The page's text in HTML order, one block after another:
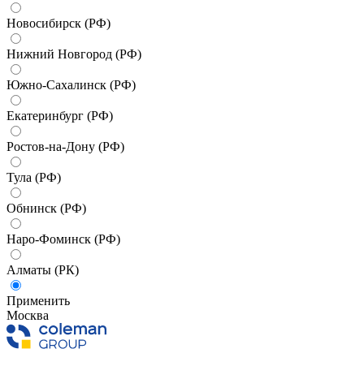
Новосибирск (РФ)
Нижний Новгород (РФ)
Южно-Сахалинск (РФ)
Екатеринбург (РФ)
Ростов-на-Дону (РФ)
Тула (РФ)
Обнинск (РФ)
Наро-Фоминск (РФ)
Алматы (РК)
Применить
Москва